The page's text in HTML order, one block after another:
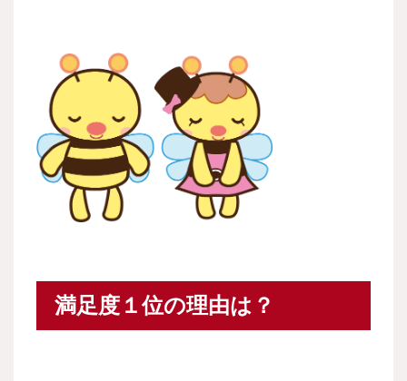
満足度１位の理由は？